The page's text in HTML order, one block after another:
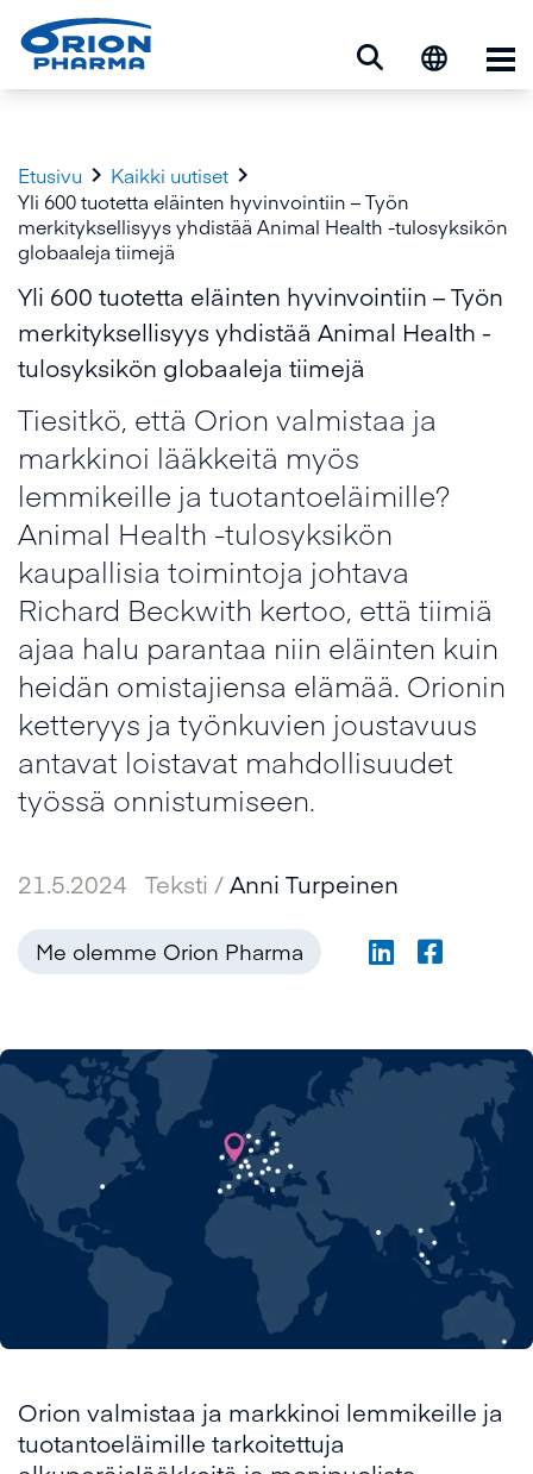
Etusivu  Kaikki uutiset 
Yli 600 tuotetta eläinten hyvinvointiin – Työn
merkityksellisyys yhdistää Animal Health -tulosyksikön
globaaleja tiimejä
Yli 600 tuotetta eläinten hyvinvointiin – Työn
merkityksellisyys yhdistää Animal Health -
tulosyksikön globaaleja tiimejä
Tiesitkö, että Orion valmistaa ja
markkinoi lääkkeitä myös
lemmikeille ja tuotantoeläimille?
Animal Health -tulosyksikön
kaupallisia toimintoja johtava
Richard Beckwith kertoo, että tiimiä
ajaa halu parantaa niin eläinten kuin
heidän omistajiensa elämää. Orionin
ketteryys ja työnkuvien joustavuus
antavat loistavat mahdollisuudet
työssä onnistumiseen.
21.5.2024 Teksti /Anni Turpeinen
Me olemme Orion Pharma
Orion valmistaa ja markkinoi lemmikeille ja
tuotantoeläimille tarkoitettuja